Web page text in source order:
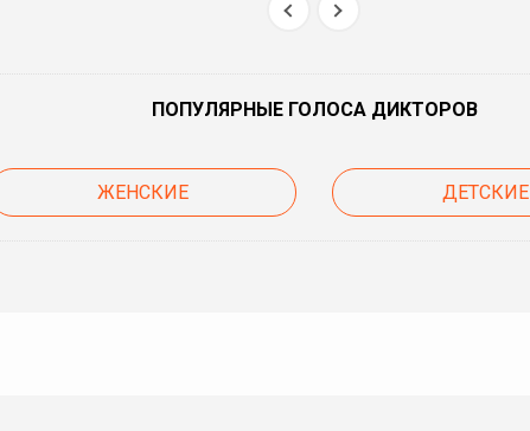
ПОПУЛЯРНЫЕ ГОЛОСА ДИКТОРОВ
ЖЕНСКИЕ ДЕТСКИЕ